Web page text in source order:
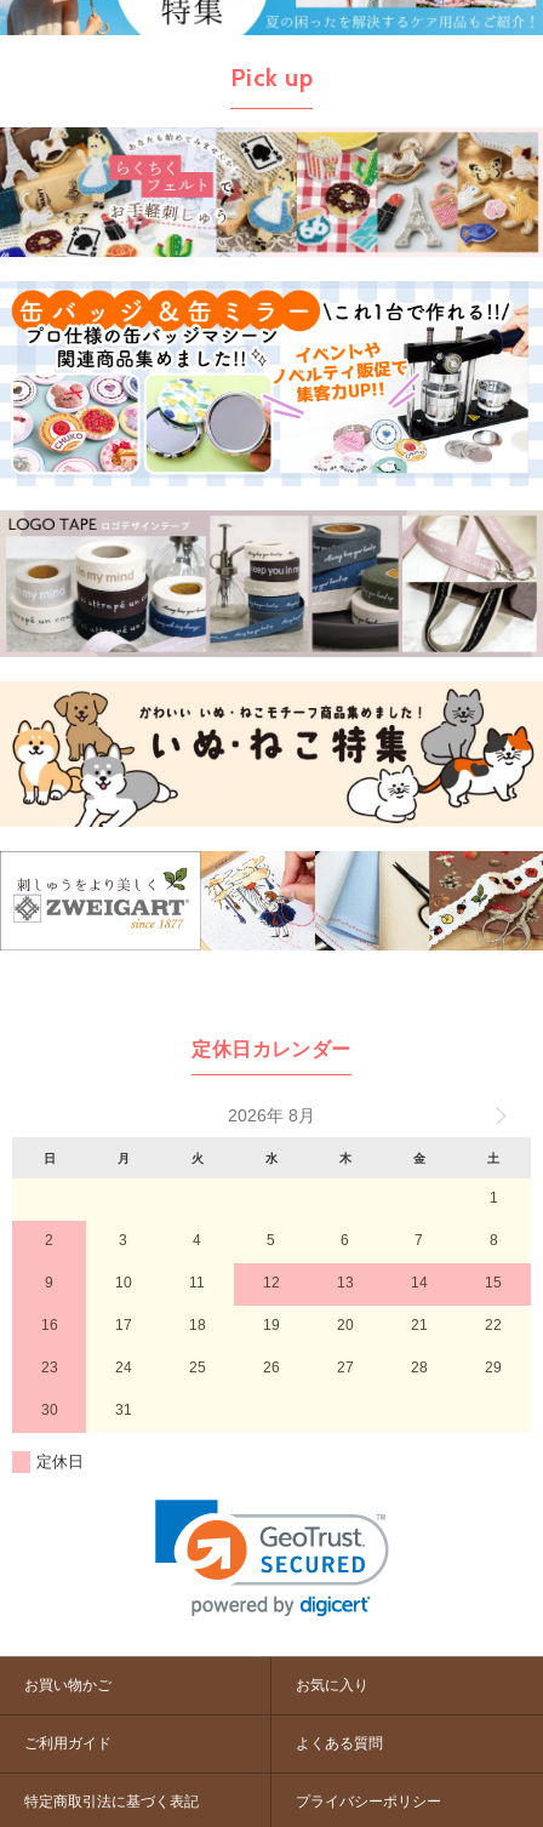
Pick up
定休日カレンダー
2026年 8月
日 月 火 水 木 金 土
1
2 3 4 5 6 7 8
9 10 11 12 13 14 15
16 17 18 19 20 21 22
23 24 25 26 27 28 29
30 31
定休日
お買い物かご お気に入り
ご利用ガイド よくある質問
特定商取引法に基づく表記 プライバシーポリシー